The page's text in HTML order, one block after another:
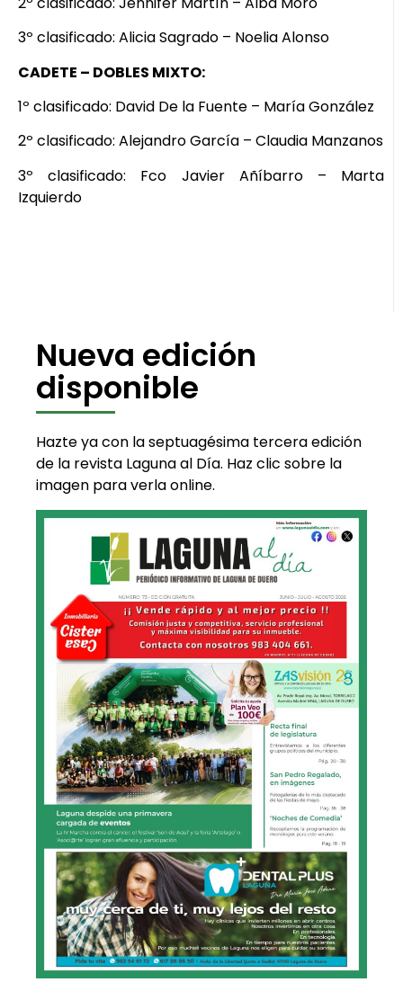
3º clasificado: Alicia Sagrado – Noelia Alonso
CADETE – DOBLES MIXTO:
1º clasificado: David De la Fuente – María González
2º clasificado: Alejandro García – Claudia Manzanos
3º clasificado: Fco Javier Añíbarro – Marta
Izquierdo
Nueva edición
disponible
Hazte ya con la septuagésima tercera edición
de la revista Laguna al Día. Haz clic sobre la
imagen para verla online.